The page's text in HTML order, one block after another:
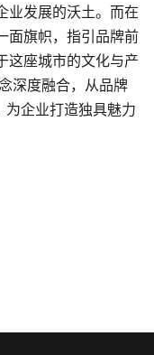
业发展的沃土。而在
面旗帜，指引品牌前
这座城市的文化与产
深度融合，从品牌
企业打造独具魅力